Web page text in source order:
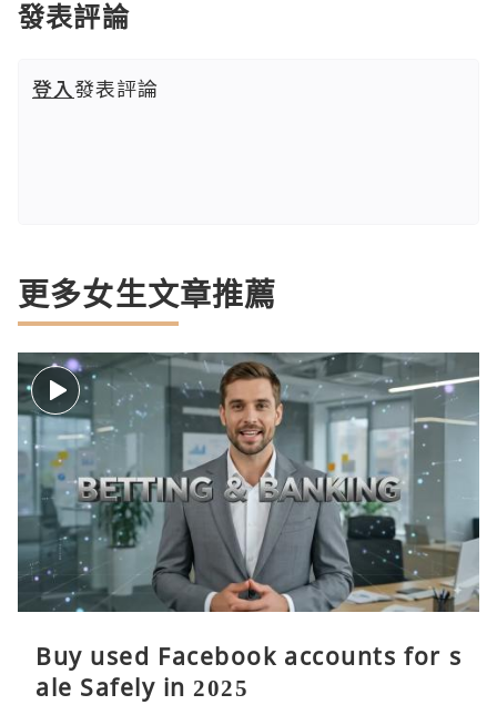
發表評論
登入發表評論
更多女生文章推薦
Buy used Facebook accounts for s
ale Safely in 2025